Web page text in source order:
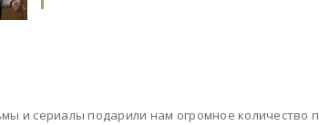
и сериалы подарили нам огромное количество